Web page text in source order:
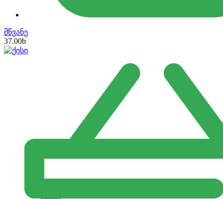
მწვანე
37.00b